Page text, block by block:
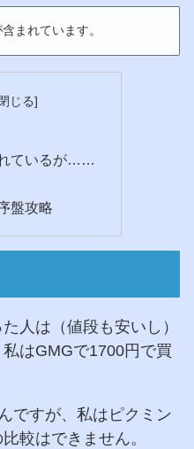
まれています。
ているが……
盤攻略
人は（値段も安いし）
はGMGで1700円で買
ですが、私はピクミン
較はできません。